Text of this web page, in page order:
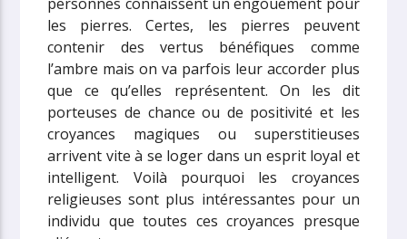
les pierres. Certes, les pierres peuvent
contenir des vertus bénéfiques comme
l’ambre mais on va parfois leur accorder plus
que ce qu’elles représentent. On les dit
porteuses de chance ou de positivité et les
croyances magiques ou superstitieuses
arrivent vite à se loger dans un esprit loyal et
intelligent. Voilà pourquoi les croyances
religieuses sont plus intéressantes pour un
individu que toutes ces croyances presque